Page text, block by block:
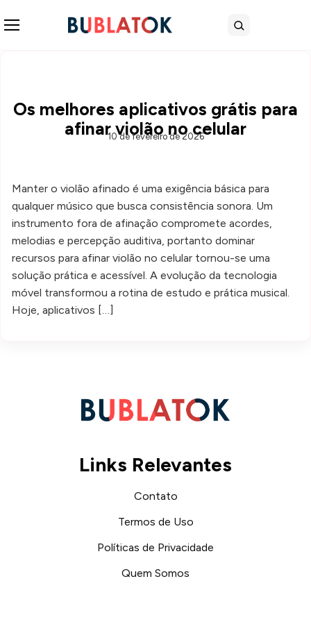
Buscar
Os melhores aplicativos grátis para
afinar violão no celular
10 de fevereiro de 2026
Manter o violão afinado é uma exigência básica para
qualquer músico que busca consistência sonora. Um
instrumento fora de afinação compromete acordes,
melodias e percepção auditiva, portanto dominar
recursos para afinar violão no celular tornou-se uma
solução prática e acessível. A evolução da tecnologia
móvel transformou a rotina de estudo e prática musical.
Hoje, aplicativos […]
Links Relevantes
Contato
Termos de Uso
Políticas de Privacidade
Quem Somos